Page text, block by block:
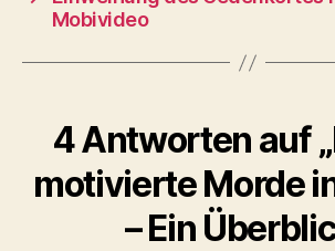
Mobivideo
4 Antworten auf
motivierte Morde
– Ein